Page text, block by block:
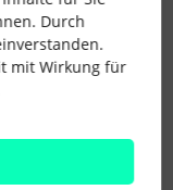
dass wurde
mir ist daher der
gegoogelt und
Durch
mit Wirkung für